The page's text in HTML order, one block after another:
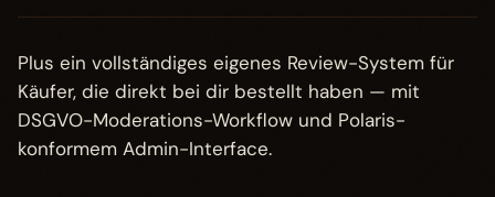
Plus ein vollständiges eigenes Review-System für
Käufer, die direkt bei dir bestellt haben — mit
DSGVO-Moderations-Workflow und Polaris-
konformem Admin-Interface.